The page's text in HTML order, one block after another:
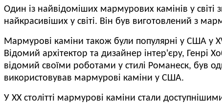
Один із найвідоміших мармурових камінів у
найкрасивіших у світі. Він був виготовлений з
Мармурові каміни також були популярні у США у
Відомий архітектор та дизайнер інтер'єру, Генрі
відомий своїми роботами у стилі Романеск, був
використовував мармурові каміни у США.
У XX столітті мармурові каміни стали